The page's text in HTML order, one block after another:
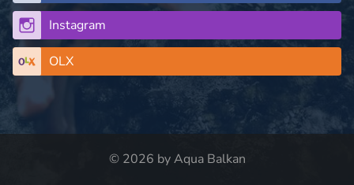
Instagram
OLX
© 2026 by Aqua Balkan